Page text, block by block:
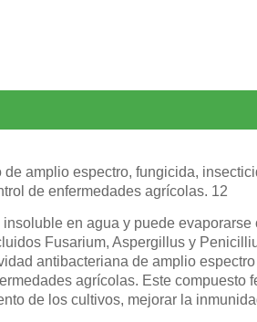
amplio espectro, fungicida,
de enfermedades agrícolas. 12
en agua y puede
Fusarium, Aspergillus y
antibacteriana de amplio
agrícolas. Este compuesto
de los cultivos, mejorar la